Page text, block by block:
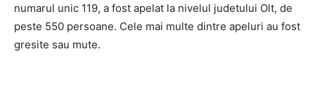
numarul unic 119, a fost apelat la nivelul judetului Olt, de
peste 550 persoane. Cele mai multe dintre apeluri au fost
gresite sau mute.